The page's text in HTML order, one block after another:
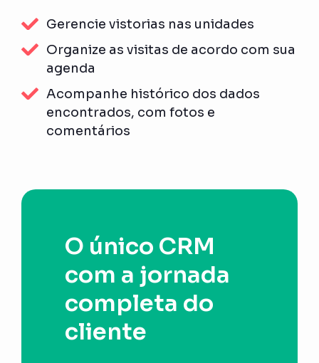
Gerencie vistorias nas unidades
Organize as visitas de acordo com sua
agenda
Acompanhe histórico dos dados
encontrados, com fotos e
comentários
O único CRM
com a jornada
completa do
cliente